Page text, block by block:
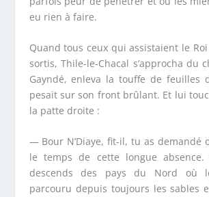
eu rien à faire.
Quand tous ceux qui assistaient le
sortis, Thile-le-Chacal s’approcha du
Gayndé, enleva la touffe de feuilles
pesait sur son front brûlant. Et lui
la patte droite :
— Bour N’Diaye, fit-il, tu as demandé
le temps de cette longue
descends des pays du Nord où
parcouru depuis toujours les sables